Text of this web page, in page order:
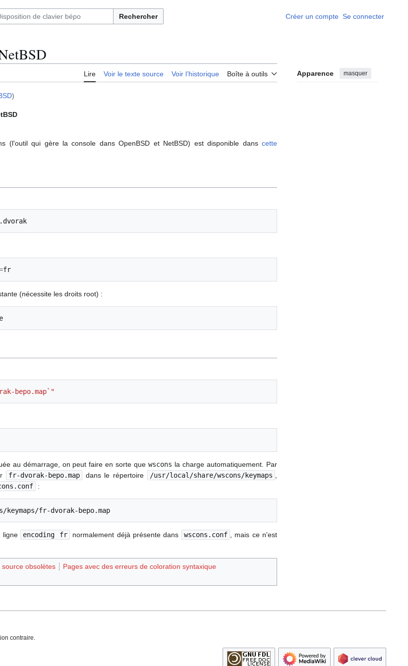
Rechercher Créer un compte Se connecter
Lire Voir le texte source Voir l’historique Boîte à outils Apparence masquer
)
(l'outil qui gère la console dans OpenBSD et NetBSD) est disponible dans cette
(nécessite les droits root) :
bepo.map`"
au démarrage, on peut faire en sorte quewscons la charge automatiquement. Par
fr-dvorak-bepo.map dans le répertoire /usr/local/share/wscons/keymaps
:
fr-dvorak-bepo.map
ligne encoding fr normalement déjà présente dans wscons.conf
, mais ce n'est
obsolètes
Pages avec des erreurs de coloration syntaxique
contraire.